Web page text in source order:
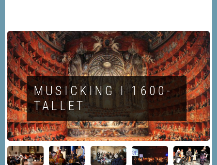
MUSICKING I 1600-
TALLET